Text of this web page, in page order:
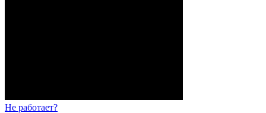
Не работает?